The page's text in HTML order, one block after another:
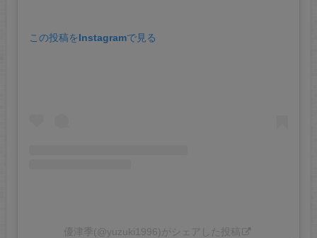
この投稿をInstagramで見る
優津季(@yuzuki1996)がシェアした投稿